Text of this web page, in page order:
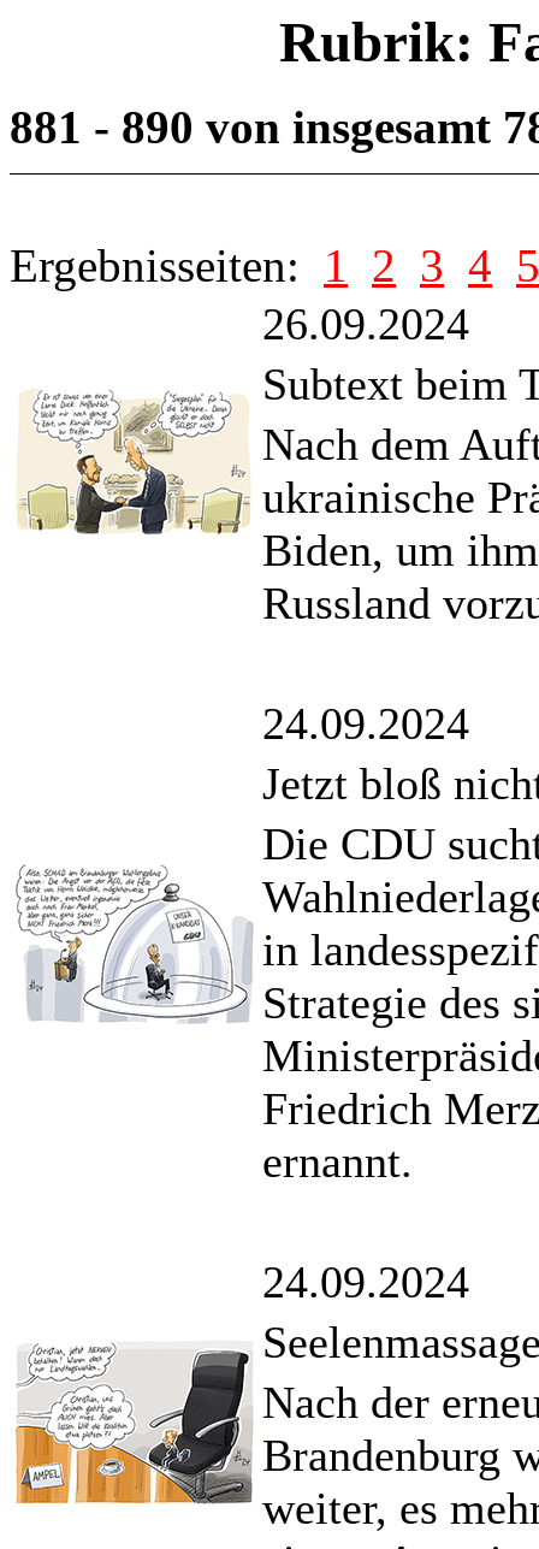
Rubrik:
881 - 890 von insgesamt
Ergebnisseiten: 1 2 3 4 5
26.09.2024
Subtext beim
Nach dem
ukrainische
Biden, um ihm
Russland
24.09.2024
Jetzt bloß
Die CDU
in
Strategie des
Friedrich
ernannt.
24.09.2024
Nach der
Brandenburg
weiter, es